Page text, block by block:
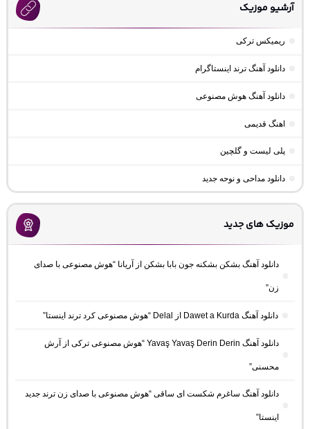
آرشیو موزیک
ریمیکس ترکی
دانلود آهنگ ترند اینستاگرام
دانلود آهنگ هوش مصنوعی
اهنگ قدیمی
پلی لیست و گلچین
دانلود مداحی و نوحه جدید
موزیک های جدید
دانلود آهنگ بشکن بشکنه جون بابا بشکن از آریانا “هوش مصنوعی با صدای
زن”
دانلود آهنگ Dawet a Kurda از Delal “هوش مصنوعی کرد ترند اینستا”
دانلود آهنگ Yavaş Yavaş Derin Derin “هوش مصنوعی ترکی از آرش
محسنی”
دانلود آهنگ ساغرم شکست ای ساقی “هوش مصنوعی با صدای زن ترند جدید
اینستا”